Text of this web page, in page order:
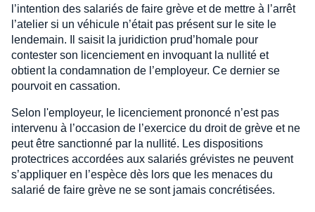
l’intention des salariés de faire grève et de mettre à l’arrêt
l’atelier si un véhicule n’était pas présent sur le site le
lendemain. Il saisit la juridiction prud’homale pour
contester son licenciement en invoquant la nullité et
obtient la condamnation de l’employeur. Ce dernier se
pourvoit en cassation.
Selon l'employeur, le licenciement prononcé n’est pas
intervenu à l’occasion de l’exercice du droit de grève et ne
peut être sanctionné par la nullité. Les dispositions
protectrices accordées aux salariés grévistes ne peuvent
s’appliquer en l’espèce dès lors que les menaces du
salarié de faire grève ne se sont jamais concrétisées.